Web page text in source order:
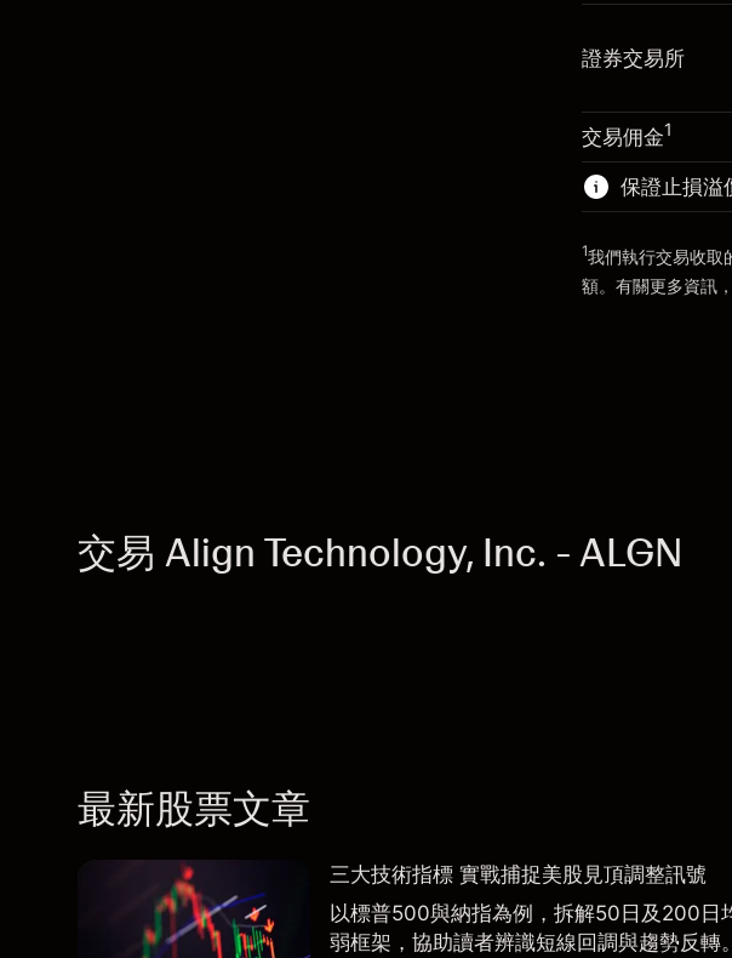
來自杠杆的
前往平台
來自頭寸
使用杠杆的
前往平台
證券交易所
交易佣金1
保證止損溢
1我們執行交易收取
額。有關更多資訊
交易 Align Technology, Inc. - ALGN
最新股票文章
三大技術指標 實戰捕捉美股見頂調整訊號
以標普500與納指為例，拆解50日及200日
弱框架，協助讀者辨識短線回調與趨勢反